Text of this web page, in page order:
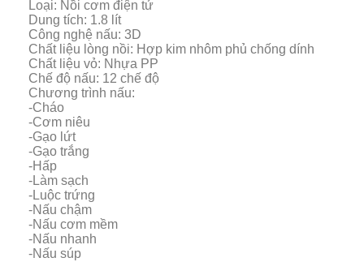
Loại: Nồi cơm điện tử
Dung tích: 1.8 lít
Công nghệ nấu: 3D
Chất liệu lòng nồi: Hợp kim nhôm phủ chống dính
Chất liệu vỏ: Nhựa PP
Chế độ nấu: 12 chế độ
Chương trình nấu:
-Cháo
-Cơm niêu
-Gạo lứt
-Gạo trắng
-Hấp
-Làm sạch
-Luộc trứng
-Nấu chậm
-Nấu cơm mềm
-Nấu nhanh
-Nấu súp